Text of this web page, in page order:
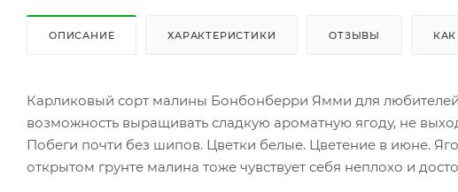
ОПИСАНИЕ ХАРАКТЕРИСТИКИ ОТЗЫВЫ
Карликовый сорт малины Бонбонберри Ямми для любителей
возможность выращивать сладкую ароматную ягоду, не
Побеги почти без шипов. Цветки белые. Цветение в июне.
открытом грунте малина тоже чувствует себя неплохо и